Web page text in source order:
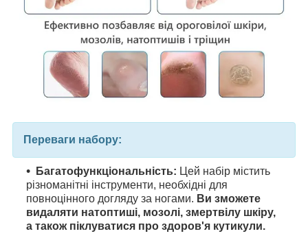
Переваги набору:
Багатофункціональність: Цей набір містить
різноманітні інструменти, необхідні для
повноцінного догляду за ногами. Ви зможете
видаляти натоптиші, мозолі, змертвілу шкіру,
а також піклуватися про здоров'я кутикули.